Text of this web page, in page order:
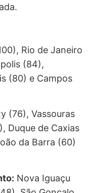
Rio de Janeiro
(84),
(80) e Campos
(76), Vassouras
Duque de Caxias
da Barra (60)
Nova Iguaçu